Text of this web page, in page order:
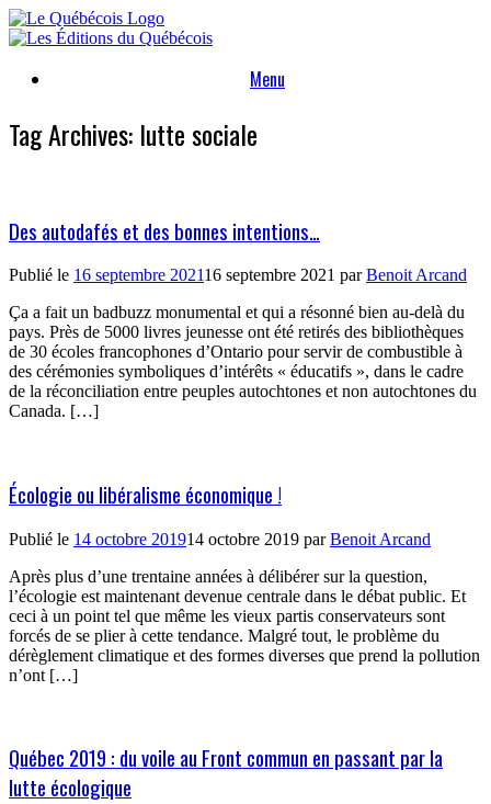
Skip
to
Menu
Tag Archives: lutte sociale
Des autodafés et des bonnes intentions…
Publié le 16 septembre 202116 septembre 2021 parBenoit Arcand
Ça a fait un badbuzz monumental et qui a résonné bien au-delà du
pays. Près de 5000 livres jeunesse ont été retirés des bibliothèques
de 30 écoles francophones d’Ontario pour servir de combustible à
des cérémonies symboliques d’intérêts « éducatifs », dans le cadre
de la réconciliation entre peuples autochtones et non autochtones du
Canada. […]
Écologie ou libéralisme économique !
Publié le 14 octobre 201914 octobre 2019 parBenoit Arcand
Après plus d’une trentaine années à délibérer sur la question,
l’écologie est maintenant devenue centrale dans le débat public. Et
ceci à un point tel que même les vieux partis conservateurs sont
forcés de se plier à cette tendance. Malgré tout, le problème du
dérèglement climatique et des formes diverses que prend la pollution
n’ont […]
Québec 2019 : du voile au Front commun en passant par la
lutte écologique